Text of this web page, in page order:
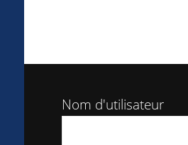
Nom d'utilisateur